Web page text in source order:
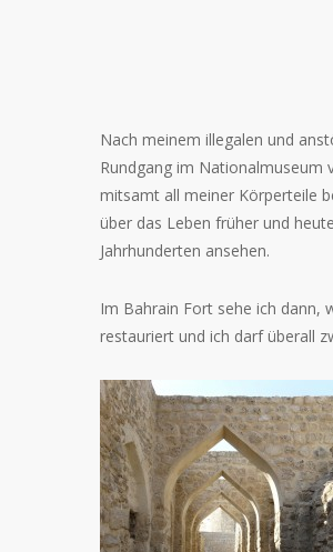
Nach meinem illegalen und
Rundgang im Nationalmuseum
mitsamt all meiner Körperteile
über das Leben früher und
Jahrhunderten ansehen.
Im Bahrain Fort sehe ich dann,
restauriert und ich darf überall